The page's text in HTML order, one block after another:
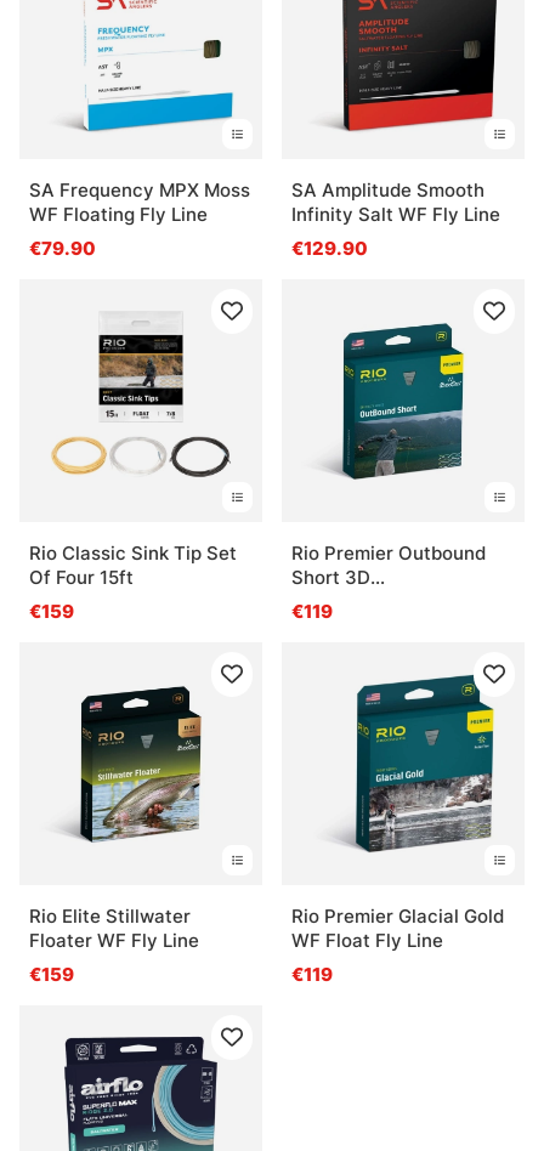
SA Frequency MPX Moss
WF Floating Fly Line
€79.90
SA Amplitude Smooth
Infinity Salt WF Fly Line
€129.90
Rio Classic Sink Tip Set
Of Four 15ft
€159
Rio Premier Outbound
Short 3D
Intermediate/Sink3/Sink5
Fly Line
€119
Rio Elite Stillwater
Floater WF Fly Line
€159
Rio Premier Glacial Gold
WF Float Fly Line
€119